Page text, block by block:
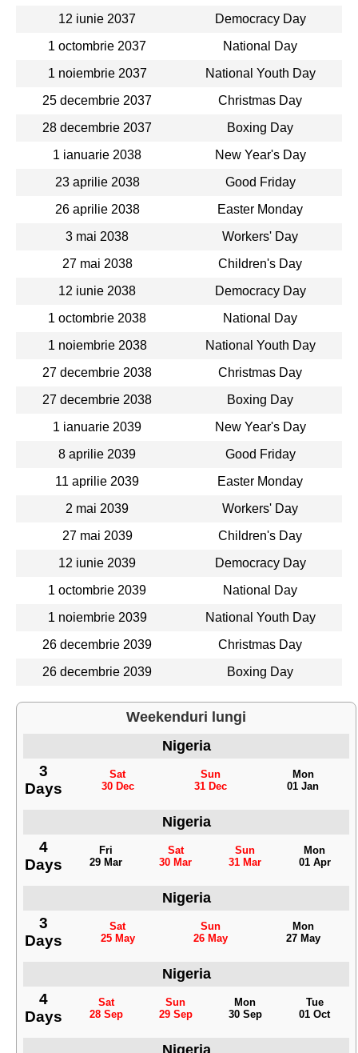
12 iunie 2037
Democracy Day
1 octombrie 2037
National Day
1 noiembrie 2037
National Youth Day
25 decembrie 2037
Christmas Day
28 decembrie 2037
Boxing Day
1 ianuarie 2038
New Year's Day
23 aprilie 2038
Good Friday
26 aprilie 2038
Easter Monday
3 mai 2038
Workers' Day
27 mai 2038
Children's Day
12 iunie 2038
Democracy Day
1 octombrie 2038
National Day
1 noiembrie 2038
National Youth Day
27 decembrie 2038
Christmas Day
27 decembrie 2038
Boxing Day
1 ianuarie 2039
New Year's Day
8 aprilie 2039
Good Friday
11 aprilie 2039
Easter Monday
2 mai 2039
Workers' Day
27 mai 2039
Children's Day
12 iunie 2039
Democracy Day
1 octombrie 2039
National Day
1 noiembrie 2039
National Youth Day
26 decembrie 2039
Christmas Day
26 decembrie 2039
Boxing Day
Weekenduri lungi
Nigeria
3
Days
Sat
30 Dec
Sun
31 Dec
Mon
01 Jan
Nigeria
4
Days
Fri
29 Mar
Sat
30 Mar
Sun
31 Mar
Mon
01 Apr
Nigeria
3
Days
Sat
25 May
Sun
26 May
Mon
27 May
Nigeria
4
Days
Sat
28 Sep
Sun
29 Sep
Mon
30 Sep
Tue
01 Oct